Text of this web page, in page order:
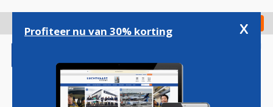
gaan
Check in
Profiteer nu van 30% korting x